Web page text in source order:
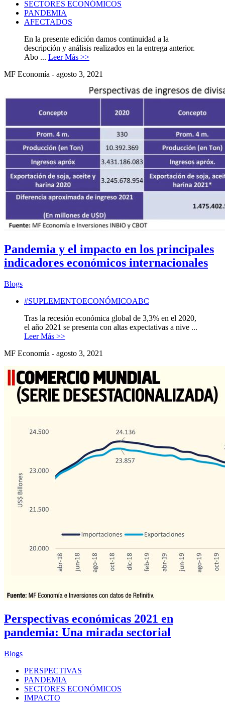
SECTORES ECONÓMICOS
PANDEMIA
AFECTADOS
En la presente edición damos continuidad a la
descripción y análisis realizados en la entrega anterior.
Abo ... Leer Más >>
MF Economía - agosto 3, 2021
Pandemia y el impacto en los principales
indicadores económicos internacionales
Blogs
#SUPLEMENTOECONÓMICOABC
Tras la recesión económica global de 3,3% en el 2020,
el año 2021 se presenta con altas expectativas a nive ...
Leer Más >>
MF Economía - agosto 3, 2021
Perspectivas económicas 2021 en
pandemia: Una mirada sectorial
Blogs
PERSPECTIVAS
PANDEMIA
SECTORES ECONÓMICOS
IMPACTO